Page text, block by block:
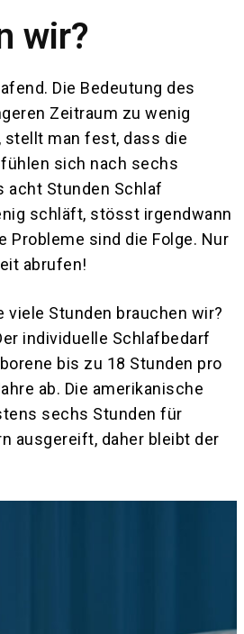
wir?
Die Bedeutung des
Zeitraum zu wenig
stellt man fest, dass die
sich nach sechs
acht Stunden Schlaf
schläft, stösst irgendwann
Probleme sind die Folge. Nur
abrufen!
viele Stunden brauchen wir?
individuelle Schlafbedarf
bis zu 18 Stunden pro
ab. Die amerikanische
sechs Stunden für
ausgereift, daher bleibt der